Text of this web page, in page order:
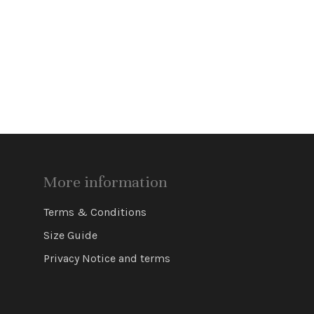
More information
Terms & Conditions
Size Guide
Privacy Notice and terms